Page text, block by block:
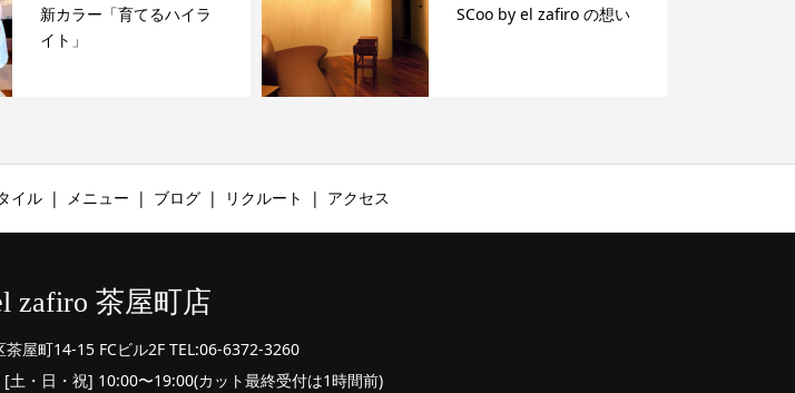
新カラー「育てるハイラ
イト」
SCoo by el zafiro の想い
イル メニュー ブログ リクルート アクセス
zafiro 茶屋町店
屋町14-15 FCビル2F TEL:06-6372-3260
・日・祝] 10:00〜19:00(カット最終受付は1時間前)